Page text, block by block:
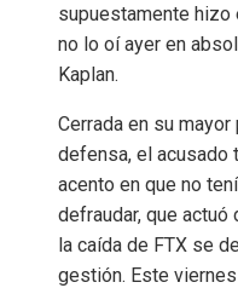
supuestamente hizo
no lo oí ayer en
Kaplan.
Cerrada en su
defensa, el acusado
acento en que no
defraudar, que actuó
la caída de FTX se
gestión. Este